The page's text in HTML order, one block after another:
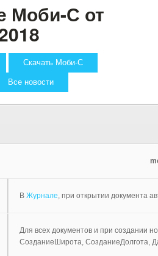
Моби-С от
Скачать Моби-С
Все новости
В Журнале, при открытии документа
Для всех документов и при создании
СозданиеШирота, СозданиеДолгота,